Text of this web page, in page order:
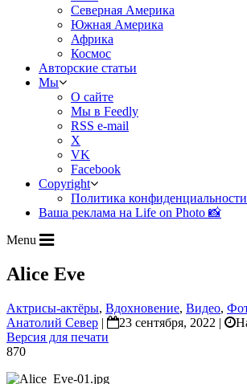
Северная Америка
Южная Америка
Африка
Космос
Авторские статьи
Мы
О сайте
Мы в Feedly
RSS e-mail
X
VK
Facebook
Copyright
Политика конфиденциальности
Ваша реклама на Life on Photo 📸
Menu
Alice Eve
Актрисы-актёры, Вдохновение, Видео,
Анатолий Север | 23 сентября, 2022 |
Версия для печати
870